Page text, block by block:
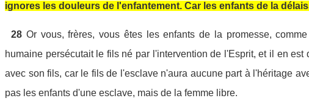
ignores les douleurs de l'enfantement. Car les enfants de la
28 Or vous, frères, vous êtes les enfants de la promesse, comme
humaine persécutait le fils né par l'intervention de l'Esprit, et il en est
avec son fils, car le fils de l'esclave n'aura aucune part à l'héritage
pas les enfants d'une esclave, mais de la femme libre.